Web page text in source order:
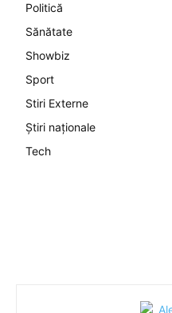
Politică
Sănătate
Showbiz
Sport
Stiri Externe
Știri naționale
Tech